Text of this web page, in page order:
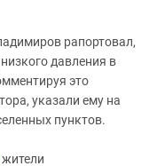
рапортовал,
давления в
это
указали ему на
пунктов.
жители